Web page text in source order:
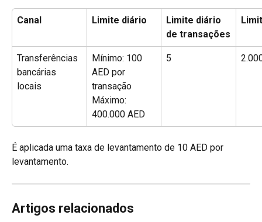
Canal Limite diário
Limite diário
de transações
Transferências
bancárias
locais
Mínimo: 100
AED por
transação
Máximo:
400.000 AED
5
É aplicada uma taxa de levantamento de 10 AED por
levantamento.
Artigos relacionados